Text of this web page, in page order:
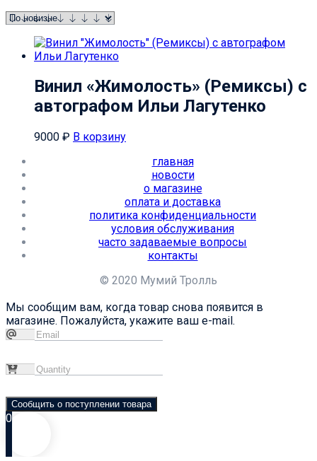
Винил «Жимолость» (Ремиксы) c
автографом Ильи Лагутенко
9000 ₽ В корзину
главная
новости
о магазине
оплата и доставка
политика конфиденциальности
условия обслуживания
часто задаваемые вопросы
контакты
© 2020 Мумий Тролль
Мы сообщим вам, когда товар снова появится в
магазине. Пожалуйста, укажите ваш e-mail.
Сообщить о поступлении товара
0